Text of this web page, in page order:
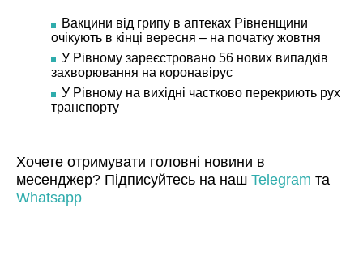
Вакцини від грипу в аптеках Рівненщини
очікують в кінці вересня – на початку жовтня
У Рівному зареєстровано 56 нових випадків
захворювання на коронавірус
У Рівному на вихідні частково перекриють рух
транспорту
Хочете отримувати головні новини в
месенджер? Підписуйтесь на наш Telegram та
Whatsapp